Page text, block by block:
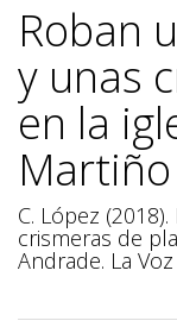
Roban
y unas
en la
C. López
crismeras de
Andrade. La